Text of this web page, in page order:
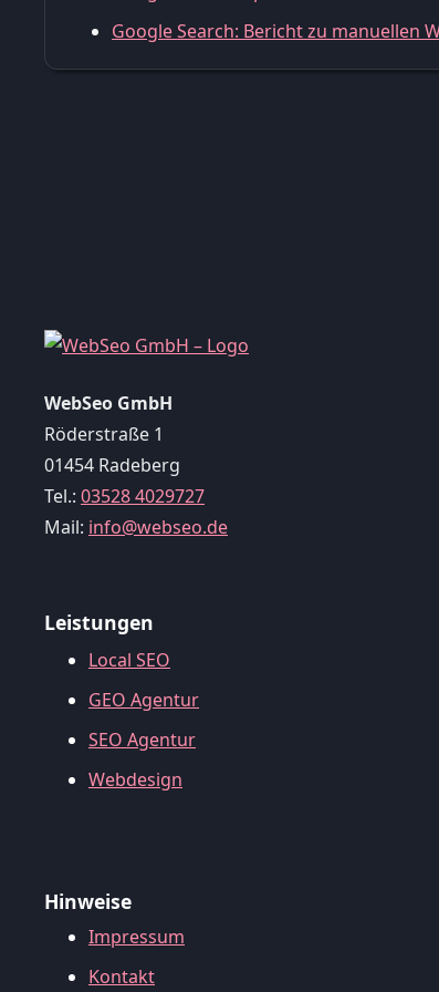
Google Search: Bericht zu manuellen
WebSeo GmbH
Röderstraße 1
01454 Radeberg
Tel.: 03528 4029727
Mail: info@webseo.de
Leistungen
Local SEO
GEO Agentur
SEO Agentur
Webdesign
Hinweise
Impressum
Kontakt